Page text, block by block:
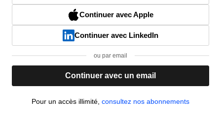
Continuer avec Apple
Continuer avec LinkedIn
ou par email
Continuer avec un email
Pour un accès illimité, consultez nos abonnements